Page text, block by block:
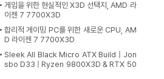
게임을 위한 현실적인 X3D 선택지, AMD 라
이젠 7 7700X3D
합리적 게이밍 PC를 위한 새로운 CPU, AM
D 라이젠 7 7700X3D
Sleek All Black Micro ATX Build | Jon
sbo D33 | Ryzen 9800X3D & RTX 50